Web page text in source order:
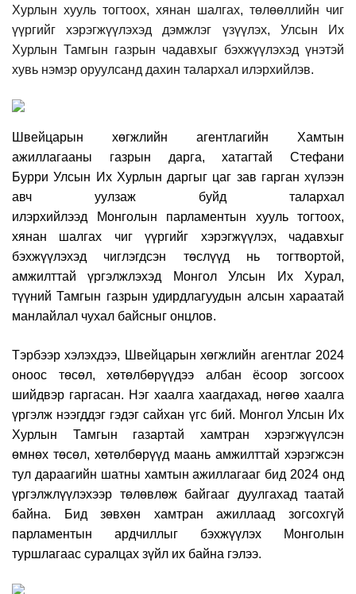
Хурлын хууль тогтоох, хянан шалгах, төлөөллийн чиг
үүргийг хэрэгжүүлэхэд дэмжлэг үзүүлэх, Улсын Их
Хурлын Тамгын газрын чадавхыг бэхжүүлэхэд үнэтэй
хувь нэмэр оруулсанд дахин талархал илэрхийлэв.
Швейцарын хөгжлийн агентлагийн Хамтын
ажиллагааны газрын дарга,
хатагтай Стефани
Бурри Улсын Их Хурлын даргыг цаг зав гарган хүлээн
авч уулзаж буйд талархал
илэрхийлээд
Монголын парламентын хууль тогтоох,
хянан шалгах чиг үүргийг хэрэгжүүлэх, чадавхыг
бэхжүүлэхэд чиглэгдсэн төслүүд нь тогтвортой,
амжилттай үргэлжлэхэд Монгол Улсын Их Хурал,
түүний Тамгын газрын удирдлагуудын алсын хараатай
манлайлал чухал байсныг онцлов.
Тэрбээр хэлэхдээ, Швейцарын хөгжлийн агентлаг 2024
оноос төсөл, хөтөлбөрүүдээ албан ёсоор зогсоох
шийдвэр гаргасан. Нэг хаалга хаагдахад, нөгөө хаалга
үргэлж нээгддэг гэдэг сайхан үгс бий. Монгол Улсын Их
Хурлын Тамгын газартай хамтран хэрэгжүүлсэн
өмнөх төсөл, хөтөлбөрүүд маань амжилттай хэрэгжсэн
тул дараагийн шатны хамтын ажиллагааг бид 2024 онд
үргэлжлүүлэхээр төлөвлөж байгааг дуулгахад таатай
байна. Бид зөвхөн хамтран ажиллаад зогсохгүй
парламентын ардчиллыг бэхжүүлэх Монголын
туршлагаас суралцах зүйл их байна гэлээ.